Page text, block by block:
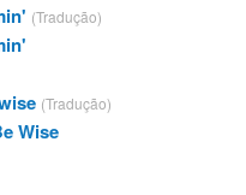
(Tradução)
(Tradução)
Wise